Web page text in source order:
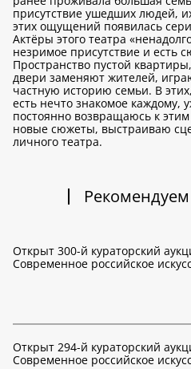
присутствие ушедших людей,
этих ощущений появилась
Актёры этого театра
незримое присутствие и есть
Пространство пустой
двери заменяют жителей,
частную историю семьи. В
есть нечто знакомое каждому,
постоянно возвращаюсь к
новые сюжеты, выстраиваю
личного театра.
Открыт 300-й кураторский
Современное российское
Открыт 294-й кураторский
Современное российское